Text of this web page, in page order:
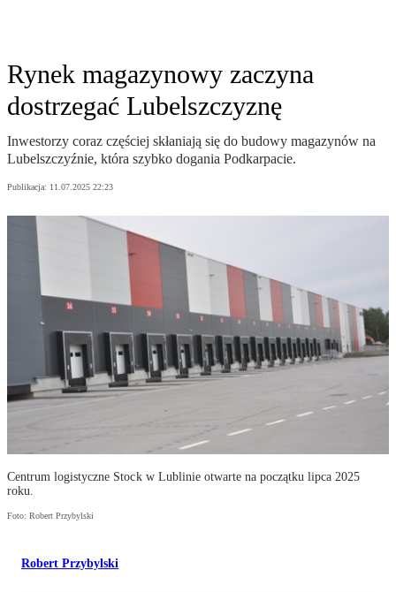
Rynek magazynowy zaczyna
dostrzegać Lubelszczyznę
Inwestorzy coraz częściej skłaniają się do budowy magazynów na
Lubelszczyźnie, która szybko dogania Podkarpacie.
Publikacja: 11.07.2025 22:23
Centrum logistyczne Stock w Lublinie otwarte na początku lipca 2025
roku.
Foto: Robert Przybylski
Robert Przybylski